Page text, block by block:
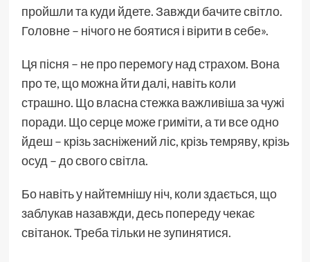
пройшли та куди йдете. Завжди бачите світло.
Головне – нічого не боятися і вірити в себе».
Ця пісня – не про перемогу над страхом. Вона
про те, що можна йти далі, навіть коли
страшно. Що власна стежка важливіша за чужі
поради. Що серце може гриміти, а ти все одно
йдеш – крізь засніжений ліс, крізь темряву, крізь
осуд – до свого світла.
Бо навіть у найтемнішу ніч, коли здається, що
заблукав назавжди, десь попереду чекає
світанок. Треба тільки не зупинятися.